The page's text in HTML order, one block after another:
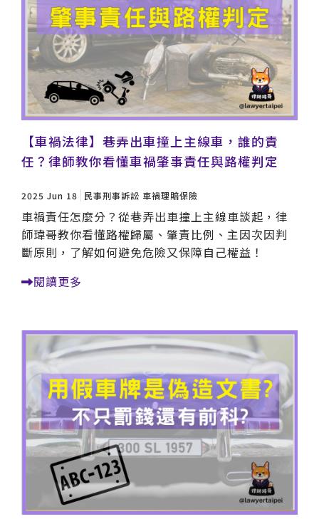
【車禍法律】巷弄出車撞上主線車，誰的責
任？律師教你看懂車禍肇事責任與路權判定
2025 Jun 18 民事刑事訴訟 車禍理賠保險
車禍責任怎麼分？從巷弄出車撞上主線車談起，律
師瑋哥教你看懂路權歸屬、肇責比例、主因次因判
斷原則，了解如何避免危險又保障自己權益！
閱讀更多